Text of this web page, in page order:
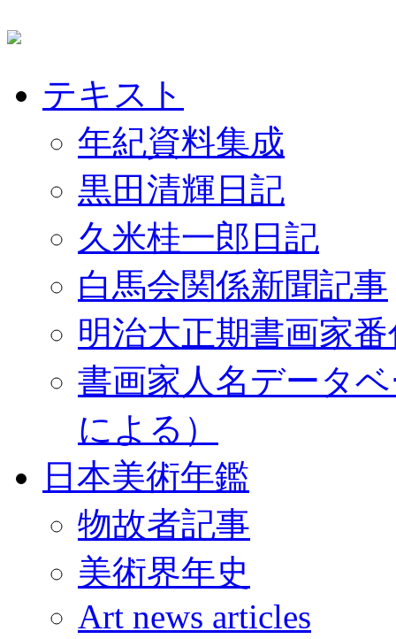
テキスト
年紀資料集成
黒田清輝日記
久米桂一郎日記
白馬会関係新聞記事
明治大正期書画家
書画家人名データ
による）
日本美術年鑑
物故者記事
美術界年史
Art news articles